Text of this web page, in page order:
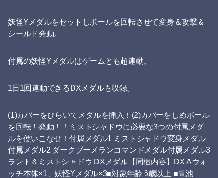
妖怪Yメダルをセットしボールを回転させて変身＆攻撃＆
シールド発動。
付属の妖怪Yメダルはゲームとも超連動。
1日1回連動できるDXメダルも収録。
(1)カバーをひらいてメダルを挿入！(2)カバーをしめボール
を回転！発動！！ミストシャドウに必要な3つの付属メダ
ルを使いこなせ！付属メダル1 ミストシャドウ変身メダル
付属メダル2 ダークブーメランコマンドメダル付属メダル3
ラント＆ミストシャドウ DXメダル【同梱内容】DX Aウォ
ッチ本体×1、妖怪Yメダル×3■対象年齢 6歳以上 ■電池